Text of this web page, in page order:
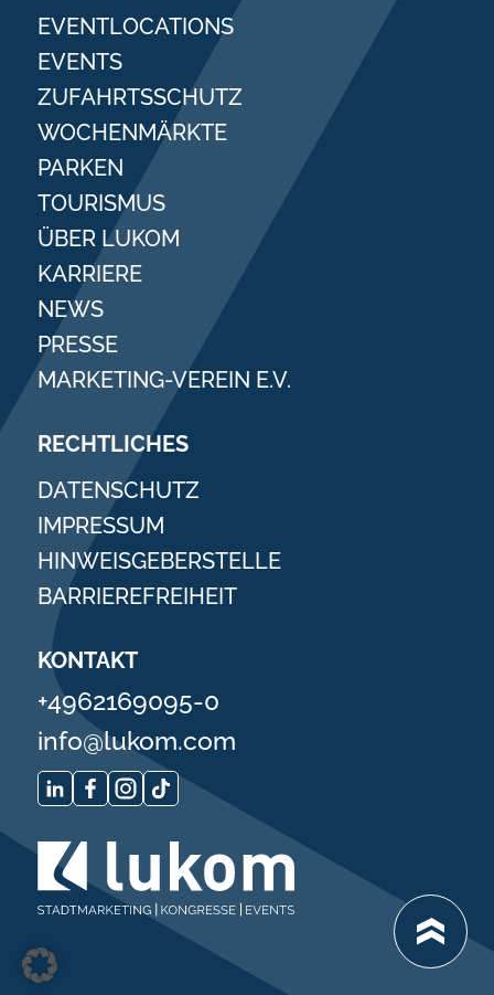
EVENTLOCATIONS
EVENTS
ZUFAHRTSSCHUTZ
WOCHENMÄRKTE
PARKEN
TOURISMUS
ÜBER LUKOM
KARRIERE
NEWS
PRESSE
MARKETING-VEREIN E.V.
RECHTLICHES
DATENSCHUTZ
IMPRESSUM
HINWEISGEBERSTELLE
BARRIEREFREIHEIT
KONTAKT
+4962169095-0
info@lukom.com